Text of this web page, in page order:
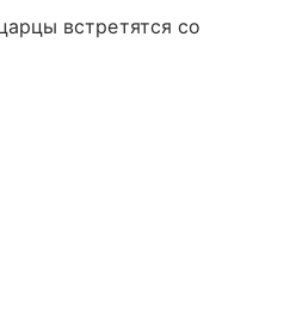
встретятся со